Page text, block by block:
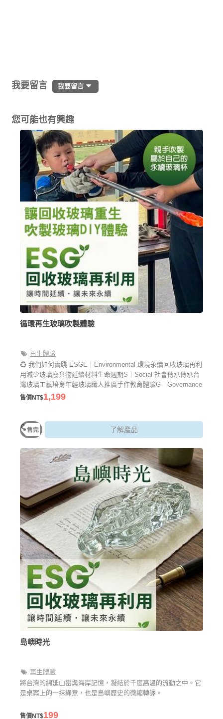
我要留言 我要留言
您可能也有興趣
循環再生玻璃吹製體驗
再生體驗
♻ 我們如何實踐 ESGE｜Environmental 環境永續回收玻璃再利
用減少玻璃廢棄物延續材料生命週期S｜Social 社會傳承傳承台
灣玻璃工藝培育年輕玻璃職人推廣手作教育體驗G｜Governance
永續經營在地文化推廣透明工藝教育建立永續玻璃品牌價值
售價NT$1,199
了解產品
島嶼時光
再生體驗
將台灣的綿延山巒與海岸記憶，凝結於千度高溫的流動之中。它
是桌案上的一抹綠意，也是島嶼歷史的微縮轉譯。
售價NT$199